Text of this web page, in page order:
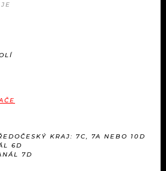
KRAJ: 7C, 7A NEBO 10D
6D
7D